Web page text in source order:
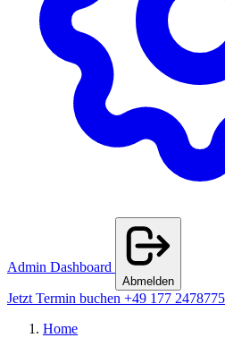
Admin Dashboard
Abmelden
Jetzt Termin buchen +49 177 2478775
Home